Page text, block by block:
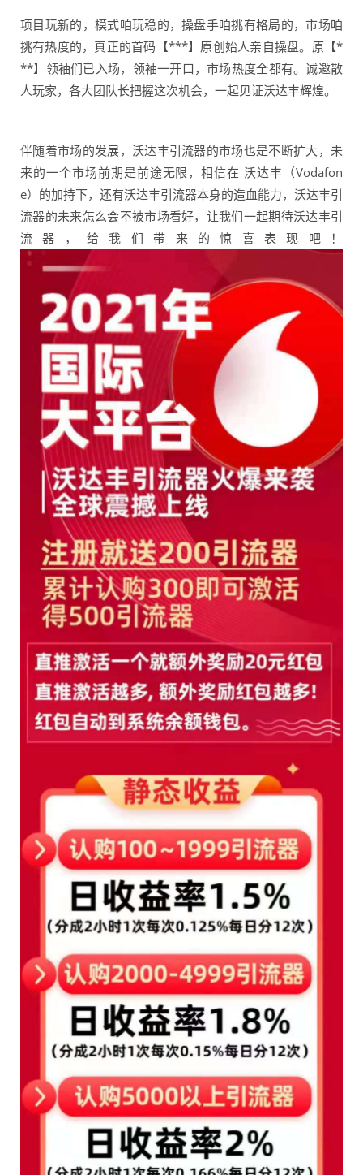
项目玩新的，模式咱玩稳的，操盘手咱挑有格局的，市场咱
挑有热度的，真正的首码【***】原创始人亲自操盘。原【*
**】领袖们已入场，领袖一开口，市场热度全都有。诚邀散
人玩家，各大团队长把握这次机会，一起见证沃达丰辉煌。
伴随着市场的发展，沃达丰引流器的市场也是不断扩大，未
来的一个市场前期是前途无限，相信在 沃达丰（Vodafon
e）的加持下，还有沃达丰引流器本身的造血能力，沃达丰引
流器的未来怎么会不被市场看好，让我们一起期待沃达丰引
流器，给我们带来的惊喜表现吧！